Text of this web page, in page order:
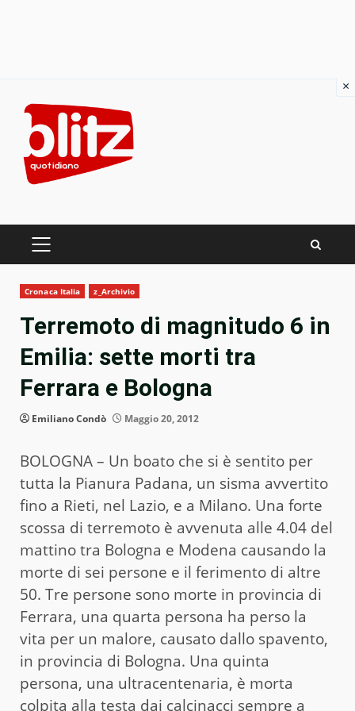
content
PRIMARY
Cronaca Italia z_Archivio
Terremoto di magnitudo 6 in
Emilia: sette morti tra
Ferrara e Bologna
Emiliano Condò Maggio 20, 2012
BOLOGNA – Un boato che si è sentito per
tutta la Pianura Padana, un sisma avvertito
fino a Rieti, nel Lazio, e a Milano. Una forte
scossa di terremoto è avvenuta alle 4.04 del
mattino tra Bologna e Modena causando la
morte di sei persone e il ferimento di altre
50. Tre persone sono morte in provincia di
Ferrara, una quarta persona ha perso la
vita per un malore, causato dallo spavento,
in provincia di Bologna. Una quinta
persona, una ultracentenaria, è morta
colpita alla testa dai calcinacci sempre a
×